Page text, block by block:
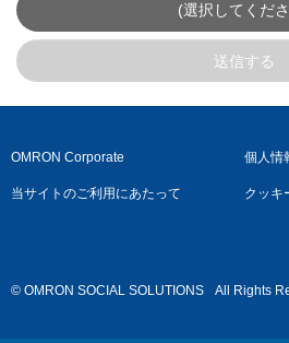
(選択してくだ
送信する
OMRON Corporate 個人情
当サイトのご利用にあたって クッキ
© OMRON SOCIAL SOLUTIONS All Rights